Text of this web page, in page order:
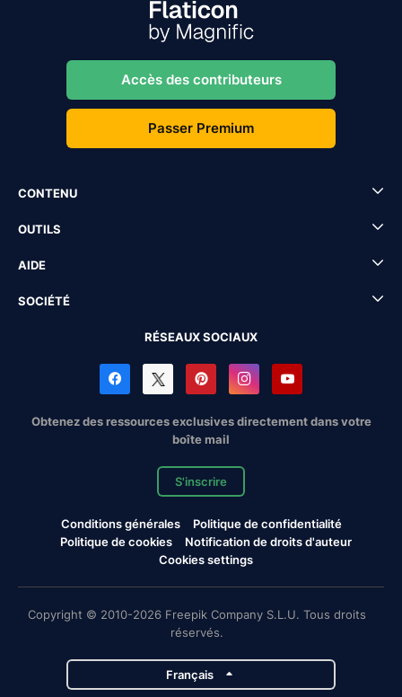
Accès des contributeurs
Passer Premium
CONTENU
OUTILS
AIDE
SOCIÉTÉ
RÉSEAUX SOCIAUX
Obtenez des ressources exclusives directement dans votre
boîte mail
S'inscrire
Conditions générales
Politique de confidentialité
Politique de cookies
Notification de droits d'auteur
Cookies settings
Copyright © 2010-2026 Freepik Company S.L.U. Tous droits
réservés.
Français